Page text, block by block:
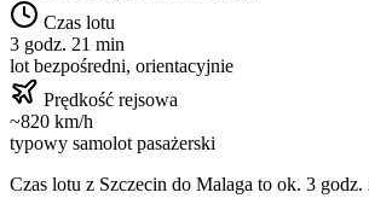
Czas lotu
3 godz. 21 min
lot bezpośredni, orientacyjnie
Prędkość rejsowa
~820 km/h
typowy samolot pasażerski
Czas lotu z Szczecin do Malaga to ok. 3 godz.